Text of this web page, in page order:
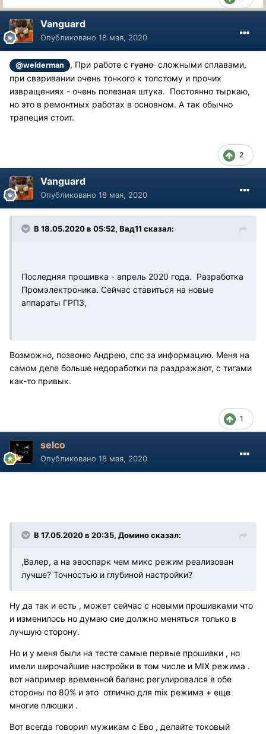
Vanguard
Опубликовано 18 мая, 2020
@welderman , При работе сгуаносложными сплавами,
при сваривании очень тонкого к толстому и прочих
извращениях - очень полезная штука. Постоянно тыркаю,
но это в ремонтных работах в основном. А так обычно
трапеция стоит.
2
Vanguard
Опубликовано 18 мая, 2020
В 18.05.2020 в 05:52, Вад11 сказал:
Последняя прошивка - апрель 2020 года. Разработка
Промэлектроника. Сейчас ставиться на новые
аппараты ГРПЗ,
Возможно, позвоню Андрею, спс за информацию. Меня на
самом деле больше недоработки па раздражают, с тигами
как-то привык.
1
selco
Опубликовано 18 мая, 2020
В 17.05.2020 в 20:35, Домино сказал:
,Валер, а на эвоспарк чем микс режим реализован
лучше? Точностью и глубиной настройки?
Ну да так и есть , может сейчас с новыми прошивками что
и изменилось но думаю сие должно меняться только в
лучшую сторону.
Но и у меня были на тесте самые первые прошивки , но
имели широчайшие настройки в том числе и MIX режима .
вот например временной баланс регулировался в обе
стороны по 80% и это отлично для mix режима + еще
многие плюшки .
Вот всегда говорил мужикам с Ево , делайте токовый